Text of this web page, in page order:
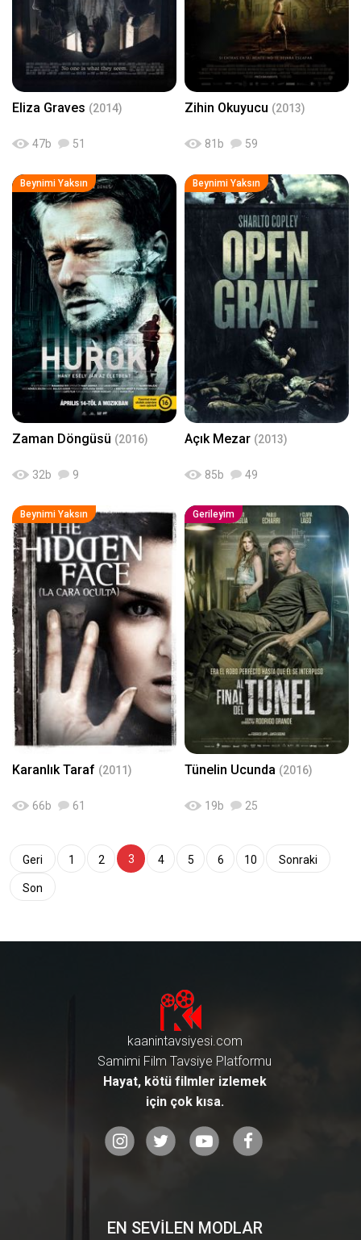
Eliza Graves (2014)
47b 51
Zihin Okuyucu (2013)
81 b 59
Beynimi Yaksın
Zaman Döngüsü (2016)
32b 9
Beynimi Yaksın
Açık Mezar (2013)
85b 49
Beynimi Yaksın
Karanlık Taraf (2011)
66b 61
Gerileyim
Tünelin Ucunda (2016)
19b 25
Geri 1 2 3 4 5 6 10 Sonraki
Son
kaanintavsiyesi.com
Samimi Film Tavsiye Platformu
Hayat, kötü filmler izlemek
için çok kısa.
EN SEVİLEN MODLAR